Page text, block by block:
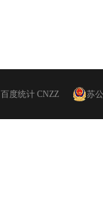
百度统计 CNZZ 苏